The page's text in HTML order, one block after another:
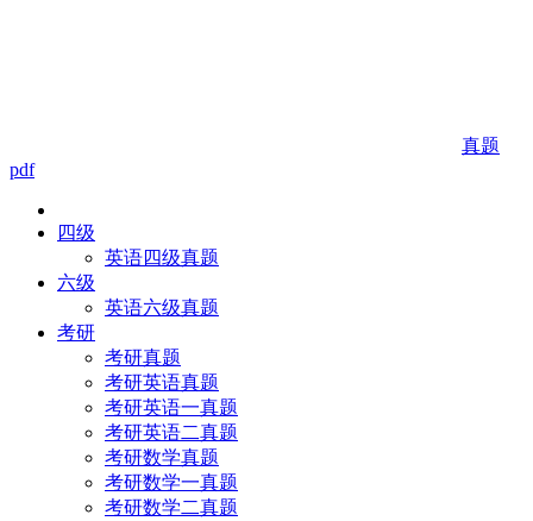
真题
pdf
四级
英语四级真题
六级
英语六级真题
考研
考研真题
考研英语真题
考研英语一真题
考研英语二真题
考研数学真题
考研数学一真题
考研数学二真题